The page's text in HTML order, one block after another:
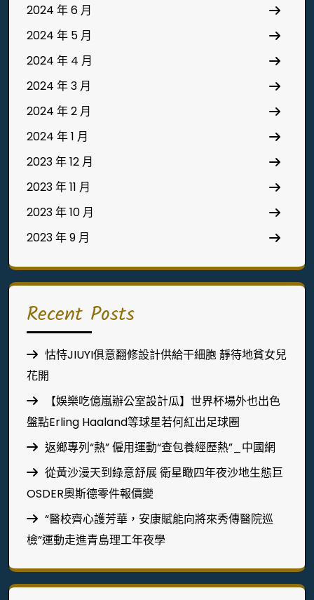
2024 年 6 月
2024 年 5 月
2024 年 4 月
2024 年 3 月
2024 年 2 月
2024 年 1 月
2023 年 12 月
2023 年 11 月
2023 年 10 月
2023 年 9 月
Recent Posts
怙恃JIUYI俱意翻修設計供給干細胞 靜待地貧女兒
花開
【娛樂吃億嵐辦公室設計瓜】世界杯場外也出色
盤點Erling Haaland等球星若何紅出足球圈
返鄉專列“熱” 僱用運動“查包養經歷熱”_中國網
從黃沙漫天到綠意舒展 衛星瞰四年夜沙地生態巨
OSDER奧斯德零件報價變
“醫校齊心護芳華，安康賦能向將來秀傳醫院巡
檢”運動走進青島理工年夜學